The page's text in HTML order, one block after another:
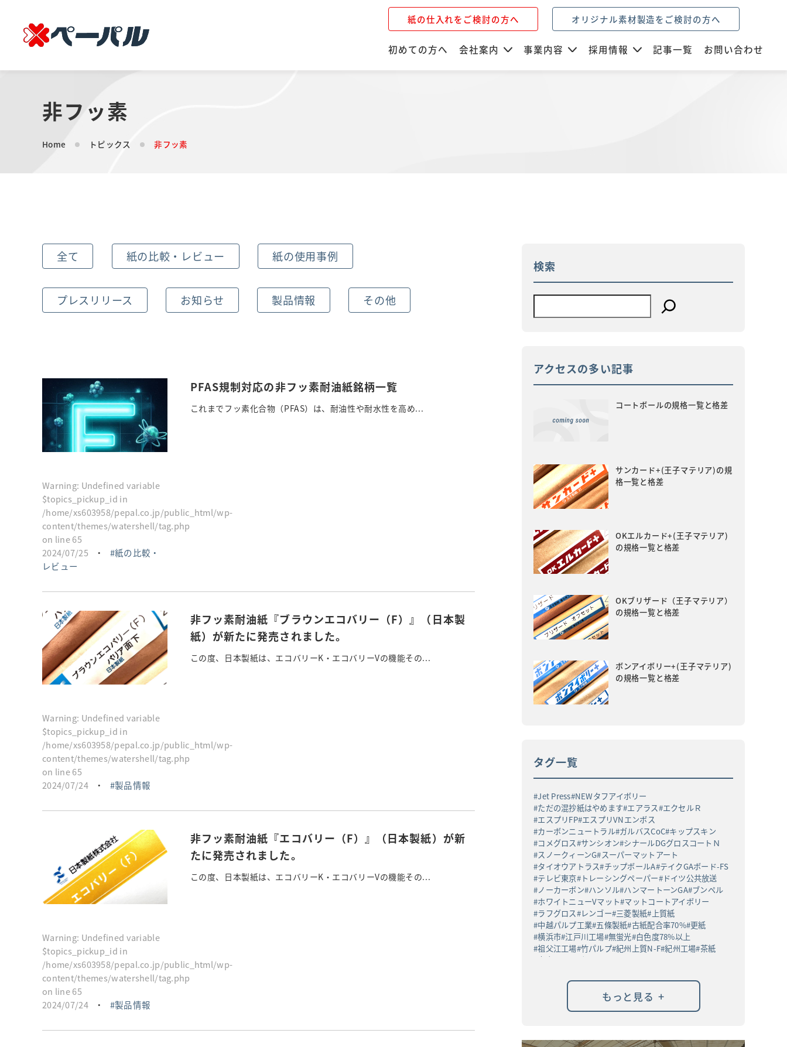
紙の仕入れをご検討の方へ オリジナル素材製造をご検討の方へ
初めての方へ 会社案内 事業内容 採用情報 記事一覧 お問い合わせ
非フッ素
Home トピックス 非フッ素
全て 紙の比較・レビュー 紙の使用事例
プレスリリース お知らせ 製品情報 その他
Warning: Undefined variable
$topics_pickup_id in
/home/xs603958/pepal.co.jp/public_html/wp-
content/themes/watershell/tag.php
on line65
2024/07/25
・
紙の比較・
レビュー
PFAS規制対応の非フッ素耐油紙銘柄一覧
これまでフッ素化合物（PFAS）は、耐油性や耐水性を高め...
Warning: Undefined variable
$topics_pickup_id in
/home/xs603958/pepal.co.jp/public_html/wp-
content/themes/watershell/tag.php
on line65
2024/07/24
・ 製品情報
非フッ素耐油紙『ブラウンエコバリー（F）』（日本製
紙）が新たに発売されました。
この度、日本製紙は、エコバリーK・エコバリーVの機能その...
Warning: Undefined variable
$topics_pickup_id in
/home/xs603958/pepal.co.jp/public_html/wp-
content/themes/watershell/tag.php
on line65
2024/07/24
・ 製品情報
非フッ素耐油紙『エコバリー（F）』（日本製紙）が新
たに発売されました。
この度、日本製紙は、エコバリーK・エコバリーVの機能その...
検索
アクセスの多い記事
コートボールの規格一覧と格差
サンカード+(王子マテリア)の規
格一覧と格差
OKエルカード+(王子マテリア)
の規格一覧と格差
OKブリザード（王子マテリア）
の規格一覧と格差
ボンアイボリー+(王子マテリア)
の規格一覧と格差
タグ一覧
Jet Press NEWタフアイボリー
ただの混抄紙はやめます エアラス エクセルＲ
エスプリFP エスプリVNエンボス
カーボンニュートラル ガルバスCoC キップスキン
コメグロス サンシオン シナールDGグロスコートＮ
スノークィーンG スーパーマットアート
タイオウアトラス チップボールA テイクGAボード-FS
テレビ東京 トレーシングペーパー ドイツ公共放送
ノーカーボン ハンソル ハンマートーンGA ブンペル
ホワイトニューVマット マットコートアイボリー
ラフグロス レンゴー 三菱製紙
上質紙
中越パルプ工業 五條製紙 古紙配合率70% 更紙
横浜市 江戸川工場 無蛍光 白色度78%以上
祖父江工場 竹パルプ 紀州上質N-F 紀州工場 茶紙
高白ラフバガス
もっと見る +